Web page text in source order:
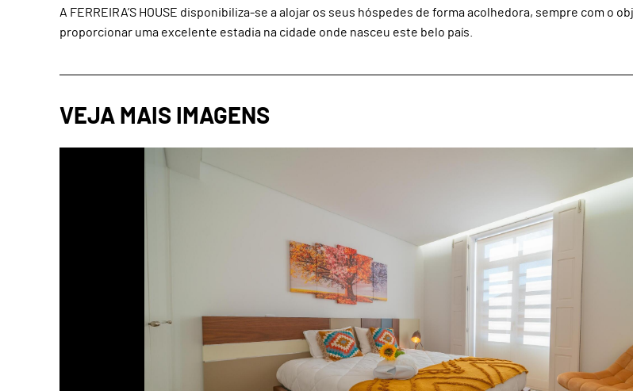
A FERREIRA’S HOUSE disponibiliza-se a alojar os seus hóspedes de forma acolhedora, sempre com o
proporcionar uma excelente estadia na cidade onde nasceu este belo país.